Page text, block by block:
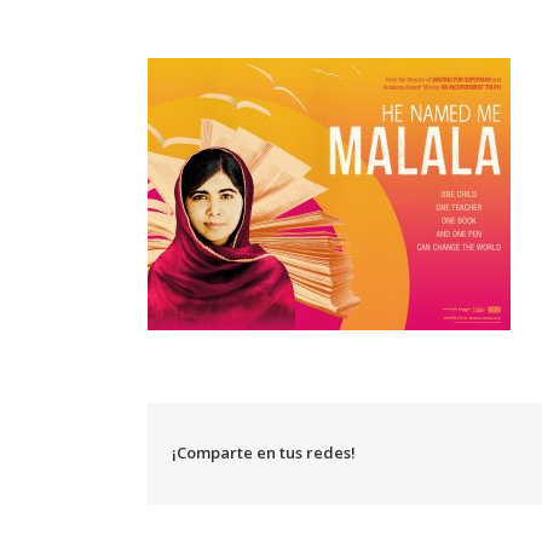
¡Comparte en tus redes!